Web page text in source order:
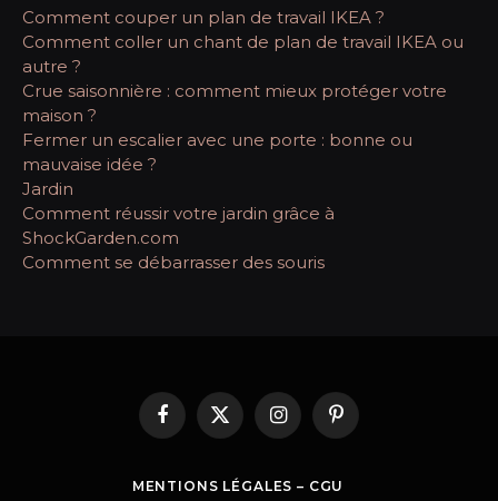
Comment couper un plan de travail IKEA ?
Comment coller un chant de plan de travail IKEA ou
autre ?
Crue saisonnière : comment mieux protéger votre
maison ?
Fermer un escalier avec une porte : bonne ou
mauvaise idée ?
Jardin
Comment réussir votre jardin grâce à
ShockGarden.com
Comment se débarrasser des souris
Facebook
X
InstagramPinterest
MENTIONS LÉGALES – CGU